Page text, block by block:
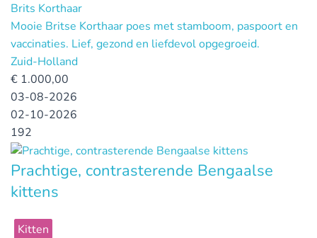
Brits Korthaar
Mooie Britse Korthaar poes met stamboom, paspoort en
vaccinaties. Lief, gezond en liefdevol opgegroeid.
Zuid-Holland
€ 1.000,00
03-08-2026
02-10-2026
192
Prachtige, contrasterende Bengaalse
kittens
Kitten